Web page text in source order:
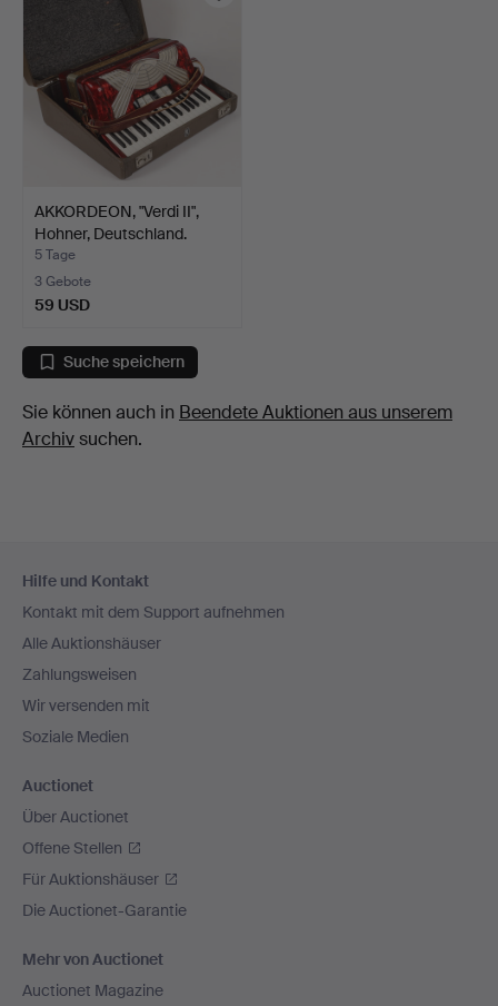
AKKORDEON, "Verdi II",
Hohner, Deutschland.
5 Tage
3 Gebote
59 USD
Suche speichern
Sie können auch in Beendete Auktionen aus unserem
Archivsuchen.
Navigation
Hilfe und Kontakt
Kontakt mit dem Support aufnehmen
Alle Auktionshäuser
Zahlungsweisen
Wir versenden mit
Soziale Medien
Auctionet
Über Auctionet
Offene Stellen
Für Auktionshäuser
Die Auctionet-Garantie
Mehr von Auctionet
Auctionet Magazine